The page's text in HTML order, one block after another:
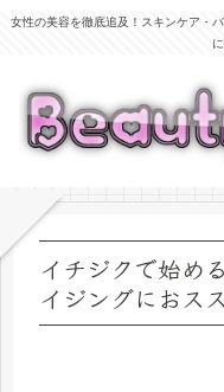
女性の美容を徹底追及！スキンケア・
イチジクで始め
イジングにおス